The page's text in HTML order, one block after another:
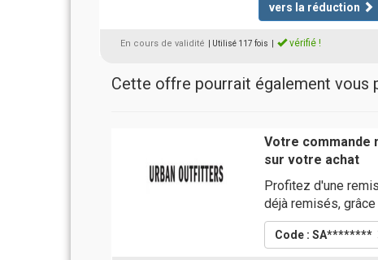
vers la réduction
En cours de validité | Utilisé 117 fois vérifié !
Cette offre pourrait également vous
Votre commande
sur votre achat
Profitez d'une
déjà remisés,
Code : SA********